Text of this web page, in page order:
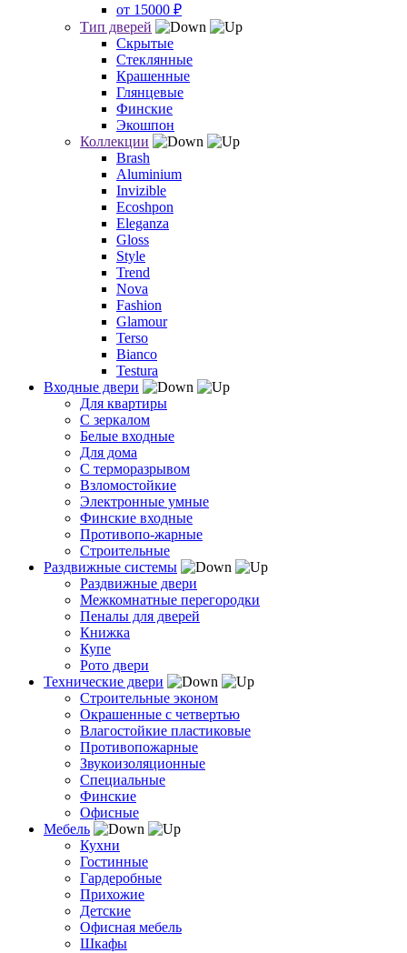
от 15000 ₽
Тип дверей
Скрытые
Стеклянные
Крашенные
Глянцевые
Финские
Экошпон
Коллекции
Brash
Aluminium
Invizible
Ecoshpon
Eleganza
Gloss
Style
Trend
Nova
Fashion
Glamour
Terso
Bianco
Testura
Входные двери
Для квартиры
С зеркалом
Белые входные
Для дома
С терморазрывом
Взломостойкие
Электронные умные
Финские входные
Противопо-жарные
Строительные
Раздвижные системы
Раздвижные двери
Межкомнатные перегородки
Пеналы для дверей
Книжка
Купе
Рото двери
Технические двери
Строительные эконом
Окрашенные с четвертью
Влагостойкие пластиковые
Противопожарные
Звукоизоляционные
Специальные
Финские
Офисные
Мебель
Кухни
Гостинные
Гардеробные
Прихожие
Детские
Офисная мебель
Шкафы